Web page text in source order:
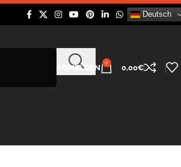
Deutsch
ANMELDEN
0
0,00€